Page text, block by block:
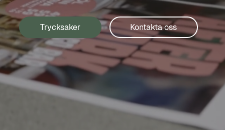
Trycksaker Kontakta oss